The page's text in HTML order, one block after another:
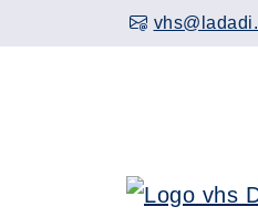
Hauptinhalt